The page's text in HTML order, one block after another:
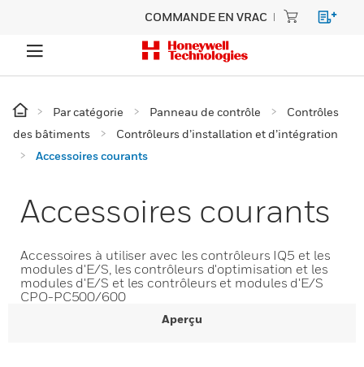
COMMANDE EN VRAC
Par catégorie Panneau de contrôle
Contrôles
des bâtiments
Contrôleurs d’installation et d’intégration
Accessoires courants
Accessoires courants
Accessoires à utiliser avec les contrôleurs IQ5 et les
modules d'E/S, les contrôleurs d'optimisation et les
modules d'E/S et les contrôleurs et modules d'E/S
CPO-PC500/600
Aperçu